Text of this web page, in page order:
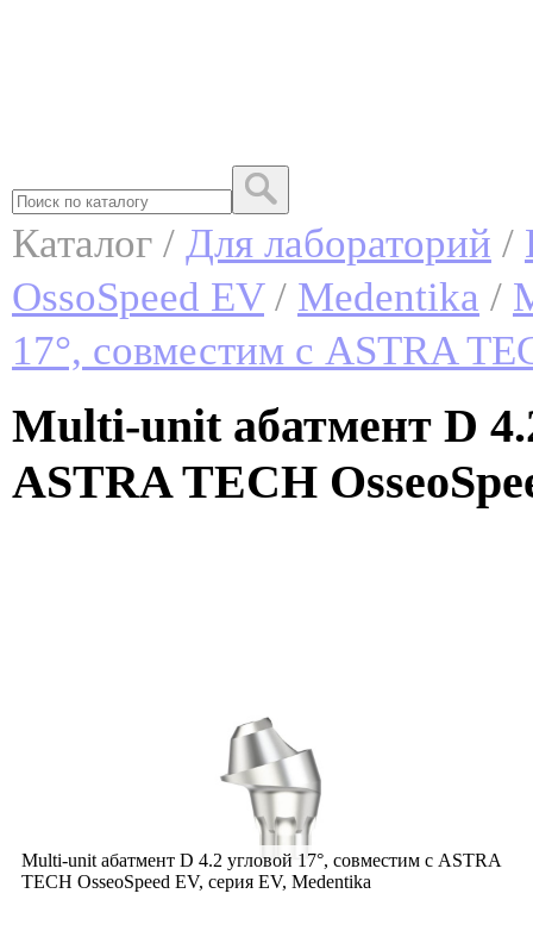
Каталог / Для лабораторий /
OssoSpeed EV/ Medentika /
17°, совместим с ASTRA
Multi-unit абатмент D
ASTRA TECH
Multi-unit абатмент D 4.2 угловой 17°, совместим с ASTRA
TECH OsseoSpeed EV, серия EV, Medentika